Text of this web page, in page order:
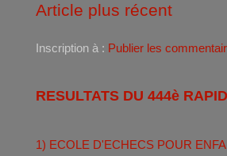
Article plus récent
Inscription à : Publier les
RESULTATS DU 444è
1) ECOLE D'ECHECS POUR